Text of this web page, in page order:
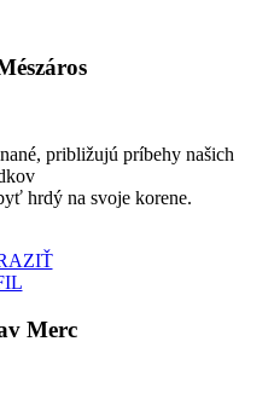
približujú príbehy našich
hrdý na svoje korene.
Merc